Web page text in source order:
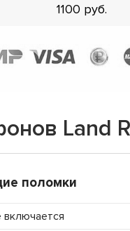
1100
Land
поломки
включается